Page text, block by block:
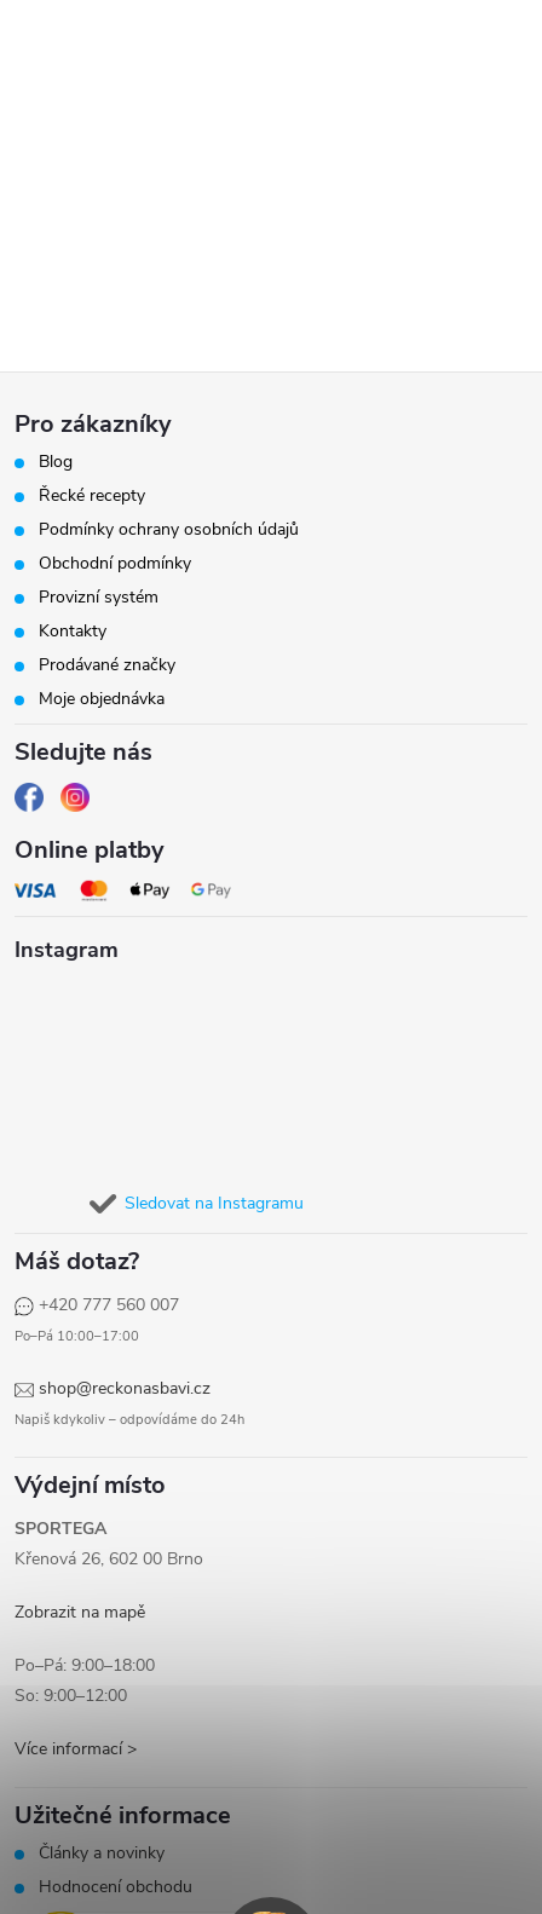
Z
á
p
a
t
Pro zákazníky
Blog
Řecké recepty
Podmínky ochrany osobních údajů
Obchodní podmínky
Provizní systém
Kontakty
Prodávané značky
Moje objednávka
Sledujte nás
Online platby
Instagram
Sledovat na Instagramu
Máš dotaz?
+420 777 560 007
Po–Pá 10:00–17:00
shop@reckonasbavi.cz
Napiš kdykoliv – odpovídáme do 24h
Výdejní místo
SPORTEGA
Křenová 26, 602 00 Brno
Zobrazit na mapě
Po–Pá: 9:00–18:00
So: 9:00–12:00
Více informací >
Užitečné informace
Články a novinky
Hodnocení obchodu